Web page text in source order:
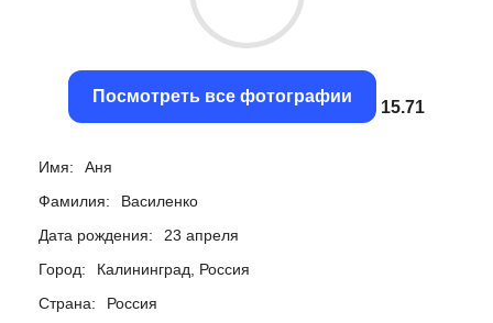
Посмотреть все фотографии
15.39
Имя:
Аня
Фамилия:
Василенко
Дата рождения:
23 апреля
Город:
Калининград, Россия
Страна:
Россия